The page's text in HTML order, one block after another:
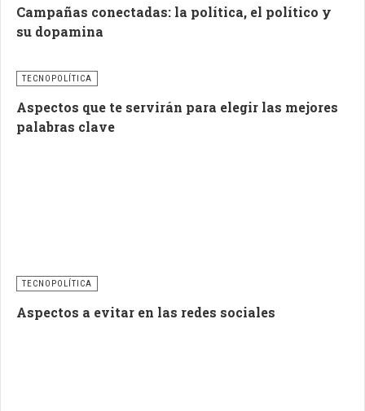
Campañas conectadas: la política, el político y
su dopamina
TECNOPOLÍTICA
Aspectos que te servirán para elegir las mejores
palabras clave
TECNOPOLÍTICA
Aspectos a evitar en las redes sociales